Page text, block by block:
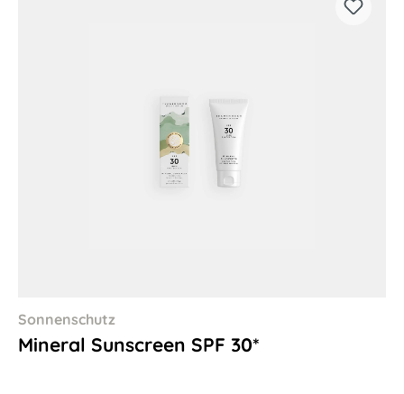
Sonnenschutz
Mineral Sunscreen SPF 30*